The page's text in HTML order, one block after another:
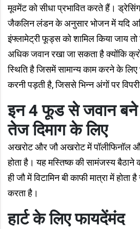
मूवमेंट को सीधा प्रभावित करते हैं।
जैकलिन लंडन के अनुसार भोजन में यदि
इंफ्लामेट्री फूड्स को शामिल किया जाय
अधिक जवान रखा जा सकता है क्योंकि
स्थिति है जिसमें सामान्य काम करने के
करनी पड़ती है, जिससे भिन्न अंगों पर
इन 4 फूड से जवान
तेज दिमाग के लिए
अखरोट और जौ अखरोट में पॉलीफिनॉल
होता है। यह मस्तिष्क की सामंजस्य बैठाने
ही जौ में विटामिन बी काफी मात्रा में होता
करता है।
हार्ट के लिए फायदेंमंद